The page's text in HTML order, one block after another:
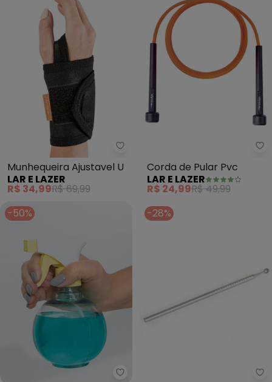
Lar e Lazer - Munhequeira
Munhequeira Ajustavel U
LAR E LAZER
R$ 34,99R$ 69,99
Corda de Pular Pvc
LAR E LAZER
R$ 24,99R$ 49,99
-50%
Lar e Lazer - Pulverizador
-28%